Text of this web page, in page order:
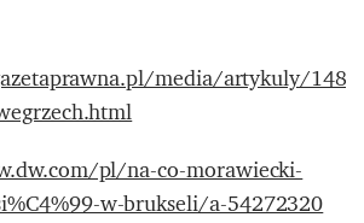
media/artykuly/
pl/na-co-morawiecki-
w-brukseli/a-54272320